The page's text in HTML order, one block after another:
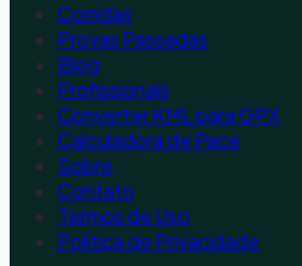
Corridas
Provas Passadas
Blog
Profissionais
Converter KML para GPX
Calculadora de Pace
Sobre
Contato
Termos de Uso
Política de Privacidade